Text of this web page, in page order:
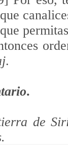
.
.
de